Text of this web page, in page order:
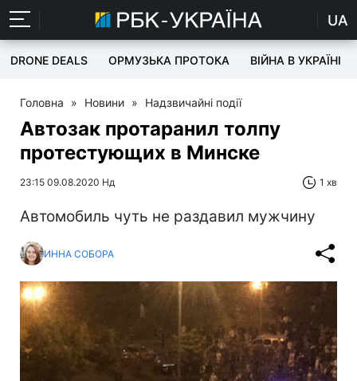
UA
DRONE DEALS ОРМУЗЬКА ПРОТОКА ВІЙНА В УКРАЇНІ
Головна » Новини » Надзвичайні події
Автозак протаранил толпу
протестующих в Минске
23:15 09.08.2020 Нд 1 хв
Автомобиль чуть не раздавил мужчину
ИННА СОБОРА